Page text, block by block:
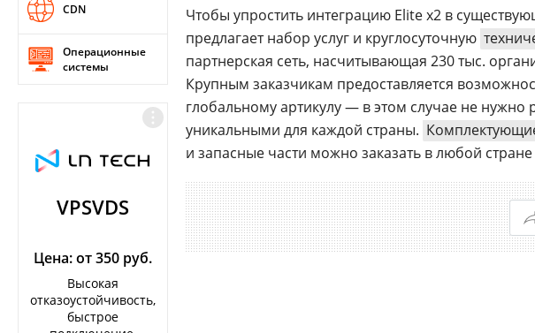
CDN
Операционные
системы
VPSVDS
Цена: от 350 руб.
Высокая
отказоустойчивость,
быстрое
Чтобы упростить интеграцию Elite x2 в
предлагает набор услуг и круглосуточную
партнерская сеть, насчитывающая 230 тыс.
Крупным заказчикам предоставляется
глобальному артикулу — в этом случае не нужно
уникальными для каждой страны.
и запасные части можно заказать в любой